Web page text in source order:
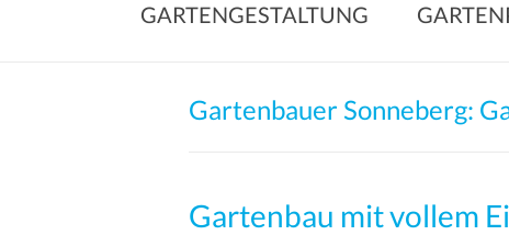
GARTENGESTALTUNG
Gartenbauer Sonneberg:
Gartenbau mit vollem